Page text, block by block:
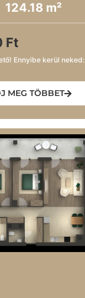
124.18 m²
Ft
Ennyibe kerül neked:
MEG TÖBBET